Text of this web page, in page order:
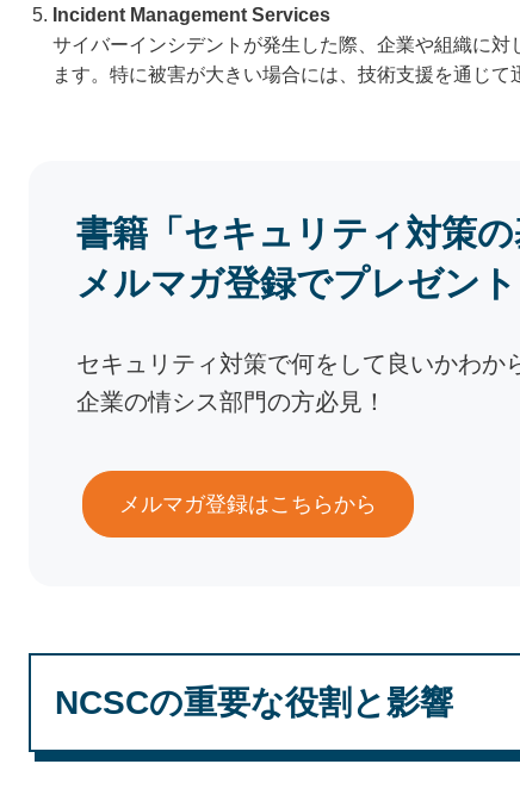
Incident Management Services
サイバーインシデントが発生した際、企業や組織に
ます。特に被害が大きい場合には、技術支援を通じて
書籍「セキュリティ対策の
メルマガ登録でプレゼント
セキュリティ対策で何をして良いかわか
企業の情シス部門の方必見！
メルマガ登録はこちらから
NCSCの重要な役割と影響